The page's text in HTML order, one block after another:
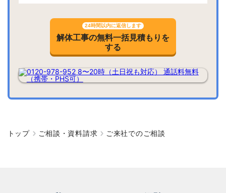
24時間以内に返信します
解体工事の無料一括見積もりを
する
トップ ご相談・資料請求 ご来社でのご相談